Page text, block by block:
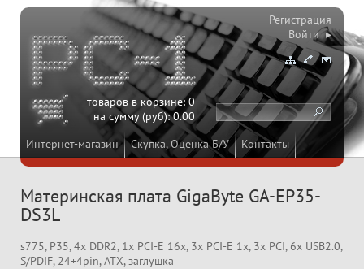
Интернет-магазин Скупка, Оценка Б/У Контакты
товаров в корзине:0
на сумму (руб):0.00
Регистрация
Войти ▸
Материнская плата GigaByte GA-EP35-
DS3L
s775, P35, 4x DDR2, 1x PCI-E 16x, 3x PCI-E 1x, 3x PCI, 6x USB2.0,
S/PDIF, 24+4pin, ATX, заглушка